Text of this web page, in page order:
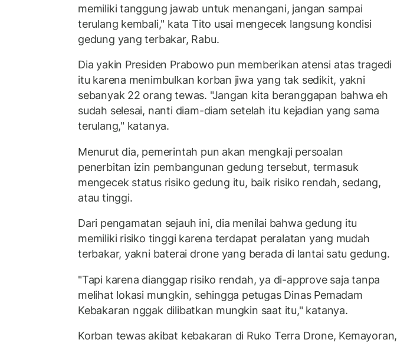
memiliki tanggung jawab untuk menangani, jangan sampai
terulang kembali," kata Tito usai mengecek langsung kondisi
gedung yang terbakar, Rabu.
Dia yakin Presiden Prabowo pun memberikan atensi atas tragedi
itu karena menimbulkan korban jiwa yang tak sedikit, yakni
sebanyak 22 orang tewas. "Jangan kita beranggapan bahwa eh
sudah selesai, nanti diam-diam setelah itu kejadian yang sama
terulang," katanya.
Menurut dia, pemerintah pun akan mengkaji persoalan
penerbitan izin pembangunan gedung tersebut, termasuk
mengecek status risiko gedung itu, baik risiko rendah, sedang,
atau tinggi.
Dari pengamatan sejauh ini, dia menilai bahwa gedung itu
memiliki risiko tinggi karena terdapat peralatan yang mudah
terbakar, yakni baterai drone yang berada di lantai satu gedung.
"Tapi karena dianggap risiko rendah, ya di-approve saja tanpa
melihat lokasi mungkin, sehingga petugas Dinas Pemadam
Kebakaran nggak dilibatkan mungkin saat itu," katanya.
Korban tewas akibat kebakaran di Ruko Terra Drone, Kemayoran,